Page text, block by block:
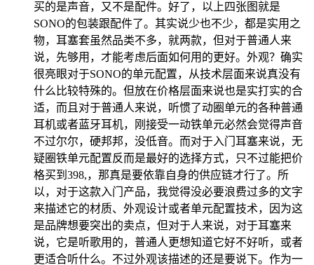
买的是声音，又不是配件。好了，以上四张图就是
SONO的包装跟配件了。其实说少也不少，都是实用之
物，耳塞套虽然品类不多，就两款，但对于普通人来
说，先够用，才能考虑后面如何用的更好。外观？确实
很亮眼对于SONO的单元配置，从技术层面来说真没有
什么比较特殊的。但放在价格层面来说也是实打实的合
适，而且对于普通人来说，听惯了动圈单元的各种普通
耳机或者蓝牙耳机，刚接受一动铁单元必然会觉得声音
不过尔尔，硬邦邦，没低音。而对于入门耳塞来说，无
疑圈铁单元配置反而是最好的选择方式，只不过能把价
格买到398,，那真是要依靠自身的供应链才行了。所
以，对于这款入门产品，我觉得没必要浪费过多的文字
来描述它的材质、外观设计或者单元配置技术，因为这
是品牌想要突出的卖点，但对于人来说，对于耳塞来
说，它是听歌用的，普通人更想知道它好不好听，或者
更适合听什么。不过外观该描述的还是要说下。作为一